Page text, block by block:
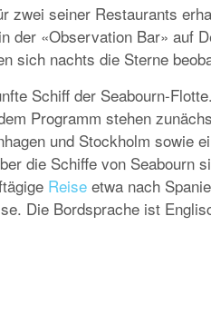
zwei seiner Restaurants
der «Observation Bar» auf
sich nachts die Sterne
Schiff der Seabourn-
Programm stehen
und Stockholm sowie
die Schiffe von Seabourn
Reise etwa nach
Die Bordsprache ist